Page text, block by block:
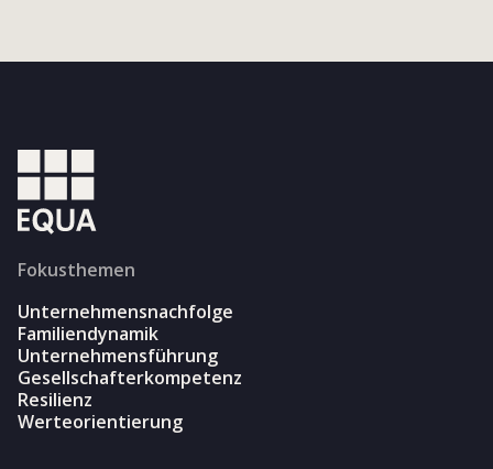
Fokusthemen
Unternehmensnachfolge
Familiendynamik
Unternehmensführung
Gesellschafterkompetenz
Resilienz
Werteorientierung